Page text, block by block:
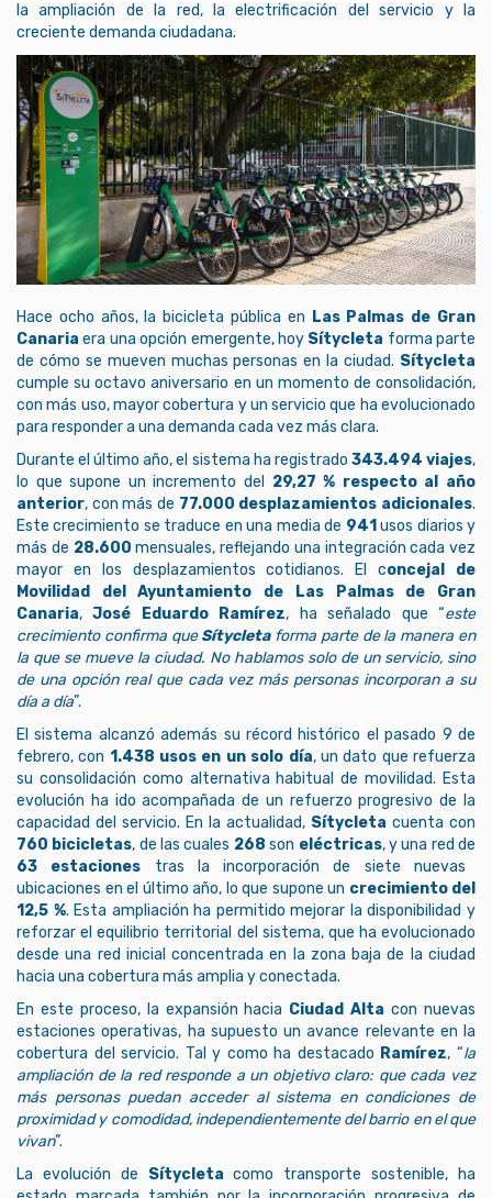
la ampliación de la red, la electrificación del servicio y la
creciente demanda ciudadana.
Hace ocho años, la bicicleta pública en Las Palmas de Gran
Canaria era una opción emergente, hoy Sítycleta forma parte
de cómo se mueven muchas personas en la ciudad. Sítycleta
cumple su octavo aniversario en un momento de consolidación,
con más uso, mayor cobertura y un servicio que ha evolucionado
para responder a una demanda cada vez más clara.
Durante el último año, el sistema ha registrado 343.494 viajes,
lo que supone un incremento del 29,27 % respecto al año
anterior, con más de 77.000 desplazamientos adicionales.
Este crecimiento se traduce en una media de 941usos diarios y
más de 28.600mensuales, reflejando una integración cada vez
mayor en los desplazamientos cotidianos. El concejal de
Movilidad del Ayuntamiento de Las Palmas de Gran
Canaria, José Eduardo Ramírez, ha señalado que “este
crecimiento confirma queSítycleta forma parte de la manera en
la que se mueve la ciudad. No hablamos solo de un servicio, sino
de una opción real que cada vez más personas incorporan a su
día a día”.
El sistema alcanzó además su récord histórico el pasado 9 de
febrero, con 1.438 usos en un solo día, un dato que refuerza
su consolidación como alternativa habitual de movilidad. Esta
evolución ha ido acompañada de un refuerzo progresivo de la
capacidad del servicio. En la actualidad, Sítycleta cuenta con
760 bicicletas, de las cuales 268son eléctricas, y una red de
63 estaciones tras la incorporación de siete nuevas
ubicaciones en el último año, lo que supone un crecimiento del
12,5 %. Esta ampliación ha permitido mejorar la disponibilidad y
reforzar el equilibrio territorial del sistema, que ha evolucionado
desde una red inicial concentrada en la zona baja de la ciudad
hacia una cobertura más amplia y conectada.
En este proceso, la expansión hacia Ciudad Alta con nuevas
estaciones operativas, ha supuesto un avance relevante en la
cobertura del servicio. Tal y como ha destacado Ramírez, “la
ampliación de la red responde a un objetivo claro: que cada vez
más personas puedan acceder al sistema en condiciones de
proximidad y comodidad, independientemente del barrio en el que
vivan”.
La evolución de Sítycletacomo transporte sostenible, ha